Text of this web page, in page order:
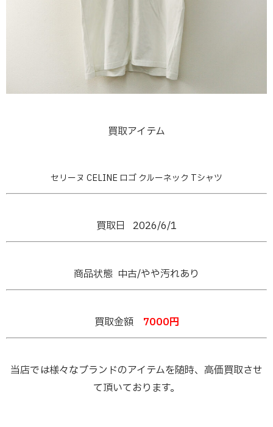
買取アイテム
セリーヌ CELINE ロゴ クルーネック Tシャツ
買取日 2026/6/1
商品状態 中古/やや汚れあり
買取金額 7000円
当店では様々なブランドのアイテムを随時、高価買取させ
て頂いております。